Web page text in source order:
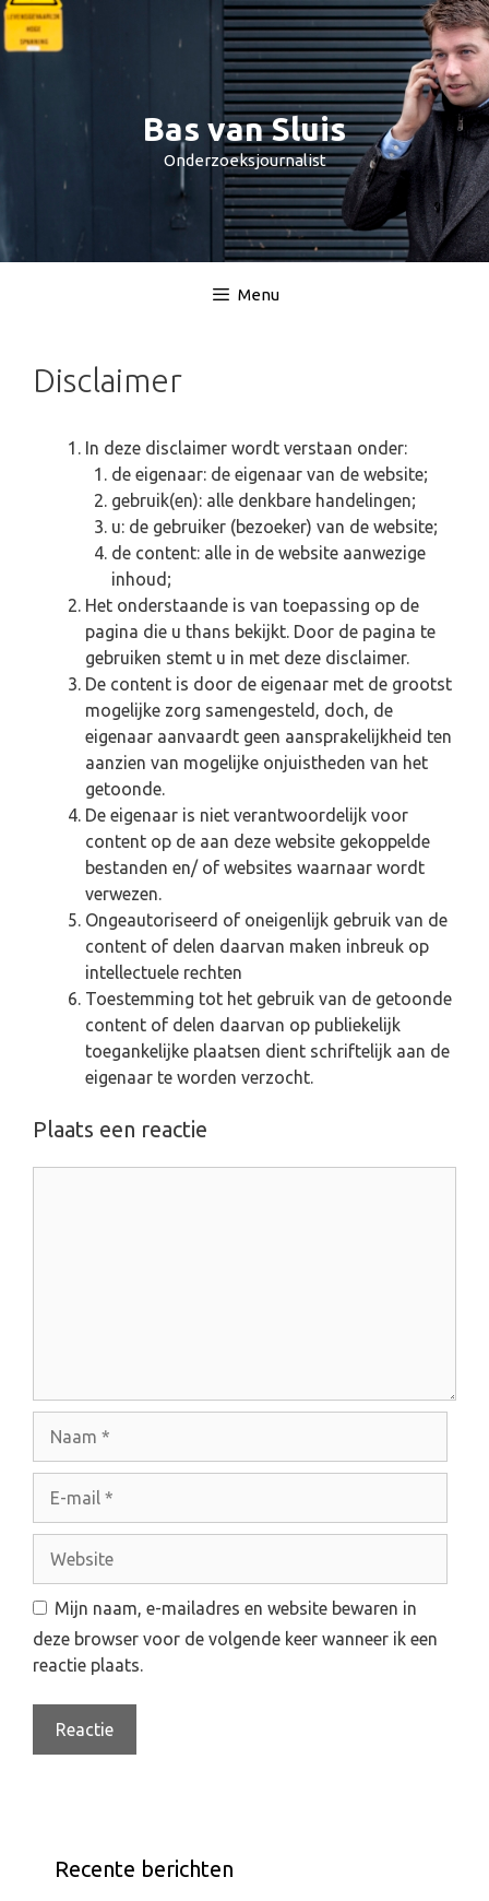
Spring
naar
Bas van Sluis
Onderzoeksjournalist
Menu
Disclaimer
In deze disclaimer wordt verstaan onder:
de eigenaar: de eigenaar van de website;
gebruik(en): alle denkbare handelingen;
u: de gebruiker (bezoeker) van de website;
de content: alle in de website aanwezige
inhoud;
Het onderstaande is van toepassing op de
pagina die u thans bekijkt. Door de pagina te
gebruiken stemt u in met deze disclaimer.
De content is door de eigenaar met de grootst
mogelijke zorg samengesteld, doch, de
eigenaar aanvaardt geen aansprakelijkheid ten
aanzien van mogelijke onjuistheden van het
getoonde.
De eigenaar is niet verantwoordelijk voor
content op de aan deze website gekoppelde
bestanden en/ of websites waarnaar wordt
verwezen.
Ongeautoriseerd of oneigenlijk gebruik van de
content of delen daarvan maken inbreuk op
intellectuele rechten
Toestemming tot het gebruik van de getoonde
content of delen daarvan op publiekelijk
toegankelijke plaatsen dient schriftelijk aan de
eigenaar te worden verzocht.
Plaats een reactie
a
m
i
l
b
i
t
e
Mijn naam, e-mailadres en website bewaren in
deze browser voor de volgende keer wanneer ik een
reactie plaats.
Recente berichten